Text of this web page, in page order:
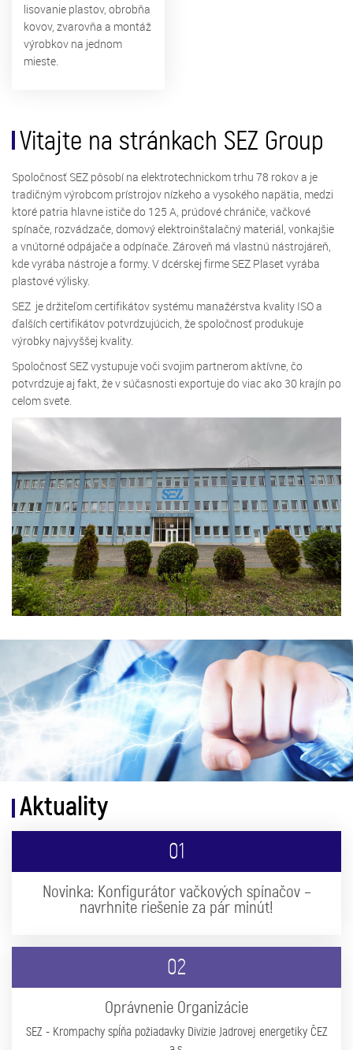
lisovanie plastov, obrobňa
kovov, zvarovňa a montáž
výrobkov na jednom
mieste.
Vitajte na stránkach SEZ Group
Spoločnosť SEZ pôsobí na elektrotechnickom trhu 78 rokov a je
tradičným výrobcom prístrojov nízkeho a vysokého napätia, medzi
ktoré patria hlavne ističe do 125 A, prúdové chrániče, vačkové
spínače, rozvádzače, domový elektroinštalačný materiál, vonkajšie
a vnútorné odpájače a odpínače. Zároveň má vlastnú nástrojáreň,
kde vyrába nástroje a formy. V dcérskej firme SEZ Plaset vyrába
plastové výlisky.
SEZ je držiteľom certifikátov systému manažérstva kvality ISO a
ďalších certifikátov potvrdzujúcich, že spoločnosť produkuje
výrobky najvyššej kvality.
Spoločnosť SEZ vystupuje voči svojim partnerom aktívne, čo
potvrdzuje aj fakt, že v súčasnosti exportuje do viac ako 30 krajín po
celom svete.
Aktuality
01
Novinka: Konfigurátor vačkových spínačov –
navrhnite riešenie za pár minút!
02
Oprávnenie Organizácie
SEZ - Krompachy spĺňa požiadavky Divízie Jadrovej energetiky ČEZ